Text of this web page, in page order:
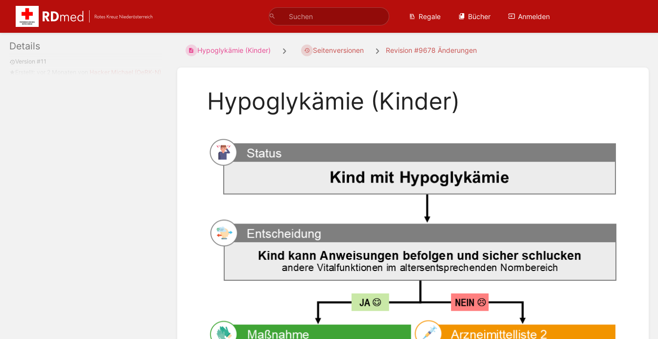
Regale Bücher Anmelden
Details
Version #11
Hacker Michael (OeRK-N)
Hypoglykämie (Kinder) Seitenversionen Revision #9678 Änderungen
Hypoglykämie (Kinder)